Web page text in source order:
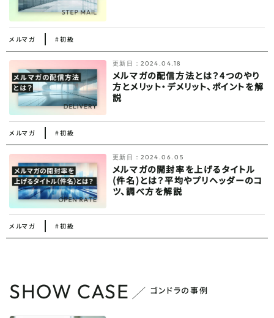
メルマガ #初級
更新日：2024.04.18
メルマガの配信方法とは？4つのやり
方とメリット・デメリット、ポイントを解
説
メルマガ #初級
更新日：2024.06.05
メルマガの開封率を上げるタイトル
(件名)とは？平均やプリヘッダーのコ
ツ、調べ方を解説
メルマガ #初級
SHOW CASE ゴンドラの事例